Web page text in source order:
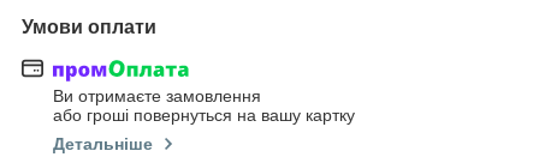
Умови оплати
Ви отримаєте замовлення
або гроші повернуться на вашу картку
Детальніше